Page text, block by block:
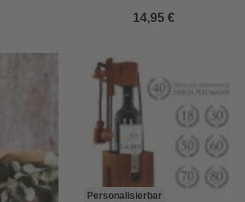
14,95 €
Personalisierbar